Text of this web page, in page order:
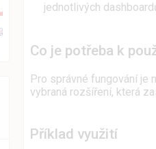
jednotlivých
Co je potřeba k
Pro správné fungování je
vybraná rozšíření, která
Příklad využití